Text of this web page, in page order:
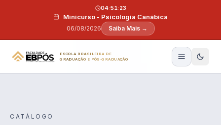
Minicurso - Psicologia Canábica
06/08/2026
04:51:22
Saiba Mais →
ESCOLA BRASILEIRA DE
GRADUAÇÃO E PÓS-GRADUAÇÃO
CATÁLOGO